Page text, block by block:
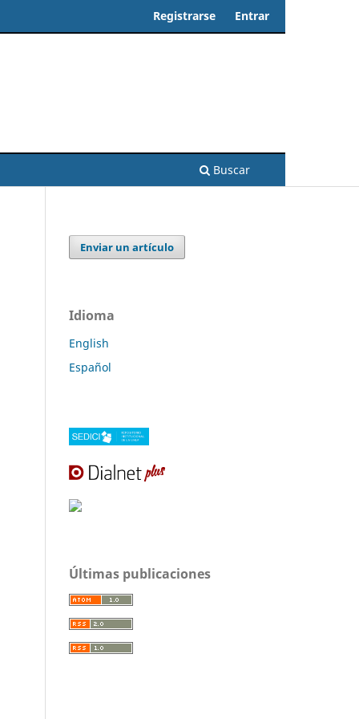
Buscar
Registrarse Entrar
Enviar un artículo
Idioma
English
Español
Últimas publicaciones